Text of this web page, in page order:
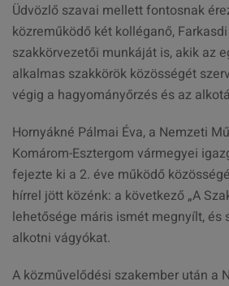
Üdvözlő szavai mellett fontosnak
közreműködő két kolléganő,
szakkörvezetői munkáját is, akik az
alkalmas szakkörök közösségét
végig a hagyományőrzés és az
Hornyákné Pálmai Éva, a Nemzeti
Komárom-Esztergom vármegyei
fejezte ki a 2. éve működő
hírrel jött közénk: a következő „A
lehetősége máris ismét megnyílt, és
alkotni vágyókat.
A közművelődési szakember után a